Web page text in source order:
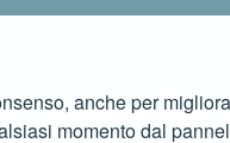
anche per
momento dal
info@rivieradelconero.tv